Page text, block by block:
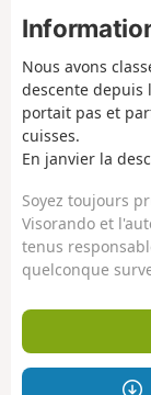
Nous avons
descente depuis
portait pas et
cuisses.
En janvier la
Soyez toujours
Visorando et
tenus
quelconque